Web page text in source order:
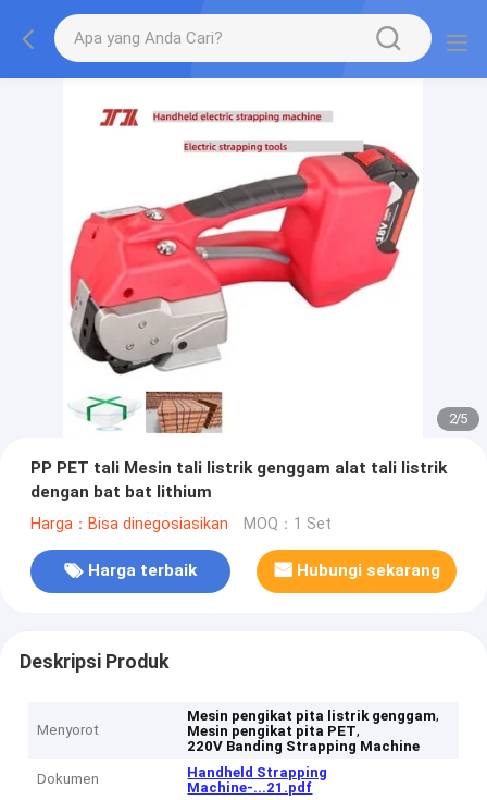
2/5
PP PET tali Mesin tali listrik genggam alat tali listrik
dengan bat bat lithium
Harga：Bisa dinegosiasikan MOQ：1 Set
Harga terbaik Hubungi sekarang
Deskripsi Produk
Menyorot
Mesin pengikat pita listrik genggam,
Mesin pengikat pita PET,
220V Banding Strapping Machine
Dokumen
Handheld Strapping
Machine-...21.pdf